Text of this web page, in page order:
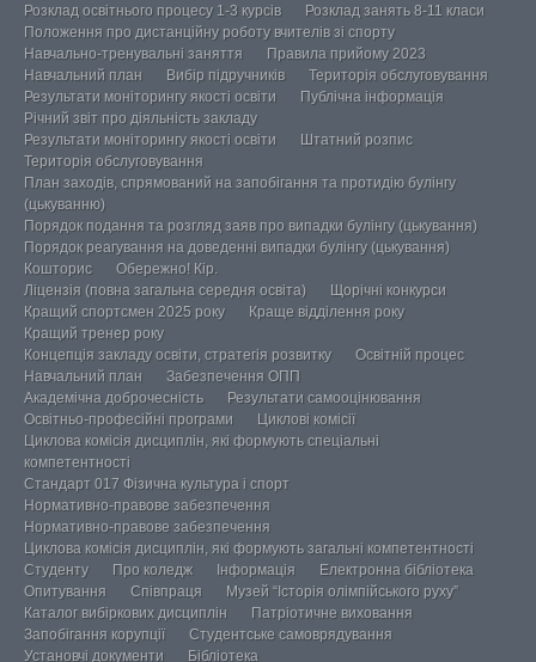
Розклад освітнього процесу 1-3 курсів
Розклад занять 8-11 класи
Положення про дистанційну роботу вчителів зі спорту
Навчально-тренувальні заняття
Правила прийому 2023
Навчальний план
Вибір підручників
Територія обслуговування
Результати моніторингу якості освіти
Публічна інформація
Річний звіт про діяльність закладу
Результати моніторингу якості освіти
Штатний розпис
Територія обслуговування
План заходів, спрямований на запобігання та протидію булінгу
(цькуванню)
Порядок подання та розгляд заяв про випадки булінгу (цькування)
Порядок реагування на доведенні випадки булінгу (цькування)
Кошторис
Обережно! Кір.
Ліцензія (повна загальна середня освіта)
Щорічні конкурси
Кращий спортсмен 2025 року
Краще відділення року
Кращий тренер року
Концепція закладу освіти, стратегія розвитку
Освітній процес
Навчальний план
Забезпечення ОПП
Академічна доброчесність
Результати самооцінювання
Освітньо-професійні програми
Циклові комісії
Циклова комісія дисциплін, які формують спеціальні
компетентності
Стандарт 017 Фізична культура і спорт
Нормативно-правове забезпечення
Нормативно-правове забезпечення
Циклова комісія дисциплін, які формують загальні компетентності
Студенту
Про коледж Інформація
Електронна бібліотека
Опитування
Співпраця
Музей “Історія олімпійського руху”
Каталог вибіркових дисциплін
Патріотичне виховання
Запобігання корупції
Студентське самоврядування
Установчі документи
Бібліотека